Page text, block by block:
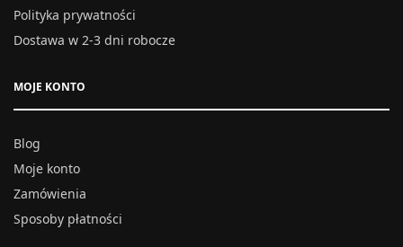
Polityka prywatności
Dostawa w 2-3 dni robocze
MOJE KONTO
Blog
Moje konto
Zamówienia
Sposoby płatności